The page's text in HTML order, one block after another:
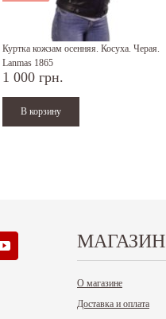
Куртка кожзам осенняя. Косуха. Черая.
Lanmas 1865
1 000 грн.
МАГАЗИН
О магазине
Доставка и оплата